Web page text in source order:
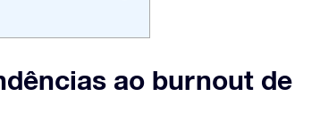
ao burnout de